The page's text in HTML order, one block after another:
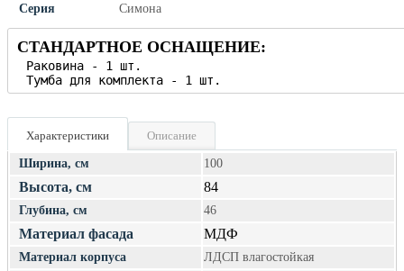
Серия
Симона
СТАНДАРТНОЕ ОСНАЩЕНИЕ:
Характеристики Описание
Ширина, см 100
Высота, см 84
Глубина, см 46
Материал фасада МДФ
Материал корпуса ЛДСП влагостойкая